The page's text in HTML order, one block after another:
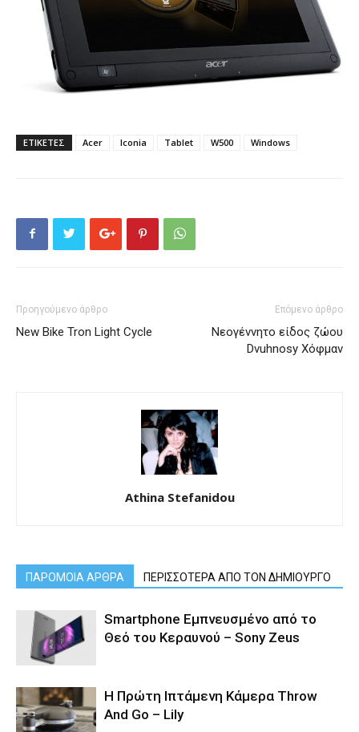
ΕΤΙΚΕΤΕΣ Acer Iconia Tablet W500 Windows
Προηγούμενο άρθρο
New Bike Tron Light Cycle
Επόμενο άρθρο
Νεογέννητο είδος ζώου
Dvuhnosy Χόφμαν
Athina Stefanidou
ΠΑΡΟΜΟΙΑ ΑΡΘΡΑ ΠΕΡΙΣΣΟΤΕΡΑ ΑΠΟ ΤΟΝ ΔΗΜΙΟΥΡΓΟ
Smartphone Εμπνευσμένο από το
Θεό του Κεραυνού – Sony Zeus
Η Πρώτη Ιπτάμενη Κάμερα Throw
And Go – Lily